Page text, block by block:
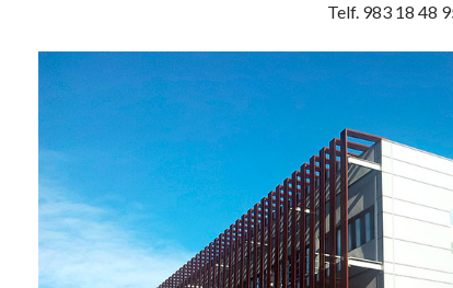
Telf. 983 18 48